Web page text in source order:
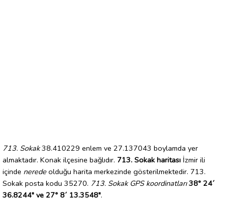
713. Sokak38.410229 enlem ve 27.137043 boylamda yer
almaktadır. Konak ilçesine bağlıdır. 713. Sokak haritası İzmir ili
içinde nerede olduğu harita merkezinde gösterilmektedir. 713.
Sokak posta kodu 35270. 713. Sokak GPS koordinatları 38° 24´
36.8244" ve 27° 8´ 13.3548".